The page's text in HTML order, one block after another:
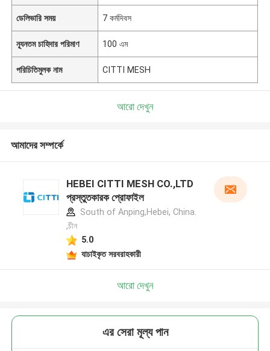
ডেলিভারি সময় 7 কর্মদিবস
ন্যূনতম চাহিদার পরিমাণ 100 এম
পরিচিতিমুলক নাম CITTI MESH
আরো দেখুন
আমাদের সম্পর্কে
HEBEI CITTI MESH CO.,LTD
প্রস্তুতকারক প্রোফাইল
South of Anping,Hebei, China.
,চীন
5.0
যাচাইকৃত সরবরাহকারী
আরো দেখুন
এর সেরা মূল্য পান